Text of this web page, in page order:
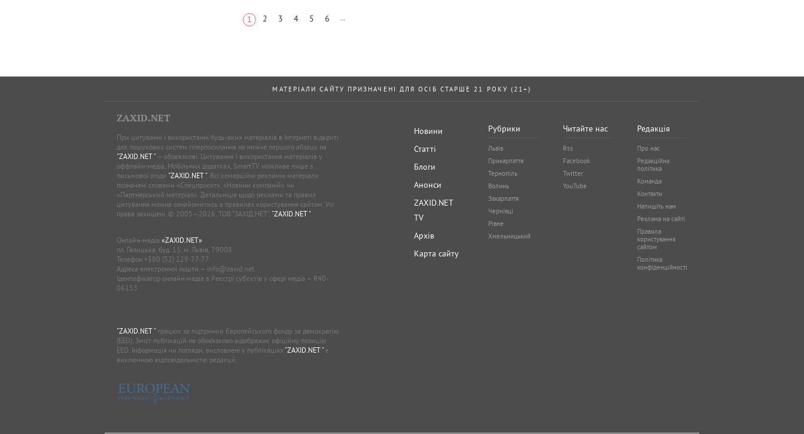
1 2 3 4 5 6 →
МАТЕРІАЛИ САЙТУ ПРИЗНАЧЕНІ ДЛЯ ОСІБ СТАРШЕ 21 РОКУ (21+)
ZAXID.NET
При цитуванні і використанні будь-яких матеріалів в Інтернеті відкриті
для пошукових систем гіперпосилання не нижче першого абзацу на
"ZAXID.NET "— обов’язкові. Цитування і використання матеріалів у
оффлайн-медіа, Мобільних додатках, SmartTV можливе лише з
письмової згоди "ZAXID.NET ". Всі комерційні рекламні матеріали
позначені словами «Спецпроєкт», «Новини компаній» чи
«Партнерський матеріал». Детальніше щодо реклами та правил
цитування можна ознайомитись в правилах користування сайтом. Усі
права захищені. © 2005—2026, ТОВ “ЗАХІД.НЕТ”, "ZAXID.NET ".
Онлайн-медіа «ZAXID.NET»
пл. Галицька, буд. 15, м. Львів, 79008
Телефон +380 (32) 229-77-77
Адреса електронної пошти — info@zaxid.net
Ідентифікатор онлайн-медіа в Реєстрі суб'єктів у сфері медіа — R40-
06155
"ZAXID.NET "працює за підтримки Європейського фонду за демократію
(EED). Зміст публікацій не обов’язково відображає офіційну позицію
EED. Інформація чи погляди, висловлені у публікаціях "ZAXID.NET "є
виключною відповідальністю редакції.
Новини
Статті
Блоги
Анонси
ZAXID.NET
TV
Архів
Карта сайту
Рубрики
Львів
Прикарпаття
Тернопіль
Волинь
Закарпаття
Чернівці
Рівне
Хмельницький
Читайте нас
Rss
Facebook
Twitter
YouTube
Редакція
Про нас
Редакційна
політика
Команда
Контакти
Напишіть нам
Реклама на сайті
Правила
користування
сайтом
Політика
конфіденційності